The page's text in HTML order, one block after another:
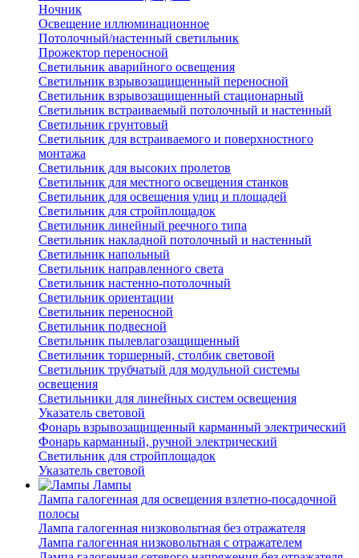
Ночник
Освещение иллюминационное
Потолочный/настенный светильник
Прожектор переносной
Светильник аварийного освещения
Светильник взрывозащищенный переносной
Светильник взрывозащищенный стационарный
Светильник встраиваемый потолочный и настенный
Светильник грунтовый
Светильник для встраиваемого и поверхностного
монтажа
Светильник для высоких пролетов
Светильник для местного освещения станков
Светильник для освещения улиц и площадей
Светильник для стройплощадок
Светильник линейный реечного типа
Светильник накладной потолочный и настенный
Светильник напольный
Светильник направленного света
Светильник настенно-потолочный
Светильник ориентации
Светильник переносной
Светильник подвесной
Светильник пылевлагозащищенный
Светильник торшерный, столбик световой
Светильник трубчатый для модульной системы
освещения
Светильники для линейных систем освещения
Указатель световой
Фонарь взрывозащищенный карманный электрический
Фонарь карманный, ручной электрический
Светильник для стройплощадок
Указатель световой
Лампы
Лампа галогенная для освещения взлетно-посадочной
полосы
Лампа галогенная низковольтная без отражателя
Лампа галогенная низковольтная с отражателем